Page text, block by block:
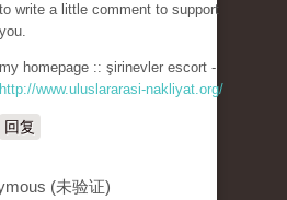
to write a little comment to support
you.
my homepage :: şirinevler escort -
http://www.uluslararasi-nakliyat.org/
回复
(未验证)